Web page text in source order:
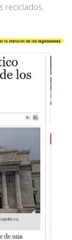
reciclados.